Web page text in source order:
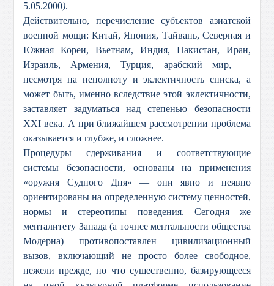
5.05.2000).
Действительно, перечисление субъектов азиатской
военной мощи: Китай, Япония, Тайвань, Северная и
Южная Кореи, Вьетнам, Индия, Пакистан, Иран,
Израиль, Армения, Турция, арабский мир, —
несмотря на неполноту и эклектичность списка, а
может быть, именно вследствие этой эклектичности,
заставляет задуматься над степенью безопасности
XXI века. А при ближайшем рассмотрении проблема
оказывается и глубже, и сложнее.
Процедуры сдерживания и соответствующие
системы безопасности, основаны на применения
«оружия Судного Дня» — они явно и неявно
ориентированы на определенную систему ценностей,
нормы и стереотипы поведения. Сегодня же
менталитету Запада (а точнее ментальности общества
Модерна) противопоставлен цивилизационный
вызов, включающий не просто более свободное,
нежели прежде, но что существенно, базирующееся